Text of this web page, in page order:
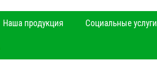
Наша продукция Социальные услуги